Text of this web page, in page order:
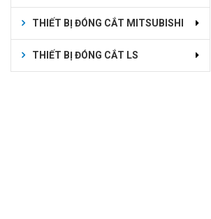
THIẾT BỊ ĐÓNG CẮT MITSUBISHI
THIẾT BỊ ĐÓNG CẮT LS